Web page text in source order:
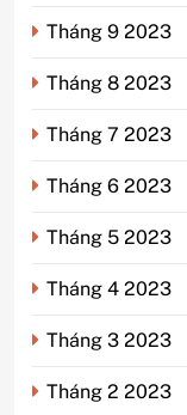
Tháng 9 2023
Tháng 8 2023
Tháng 7 2023
Tháng 6 2023
Tháng 5 2023
Tháng 4 2023
Tháng 3 2023
Tháng 2 2023